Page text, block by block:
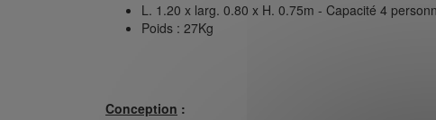
L. 1.20 x larg. 0.80 x H. 0.75m - Capacité 4
Poids : 27Kg
Conception :